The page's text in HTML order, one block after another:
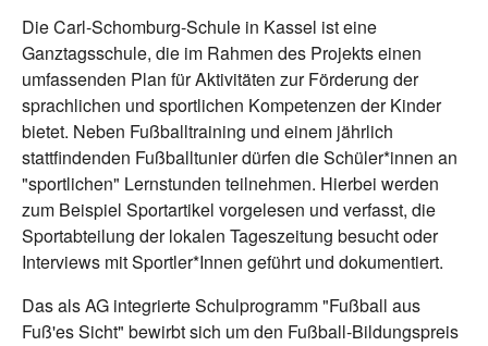
Die Carl-Schomburg-Schule in Kassel ist eine
Ganztagsschule, die im Rahmen des Projekts einen
umfassenden Plan für Aktivitäten zur Förderung der
sprachlichen und sportlichen Kompetenzen der Kinder
bietet. Neben Fußballtraining und einem jährlich
stattfindenden Fußballtunier dürfen die Schüler*innen an
"sportlichen" Lernstunden teilnehmen. Hierbei werden
zum Beispiel Sportartikel vorgelesen und verfasst, die
Sportabteilung der lokalen Tageszeitung besucht oder
Interviews mit Sportler*Innen geführt und dokumentiert.
Das als AG integrierte Schulprogramm "Fußball aus
Fuß'es Sicht" bewirbt sich um den Fußball-Bildungspreis